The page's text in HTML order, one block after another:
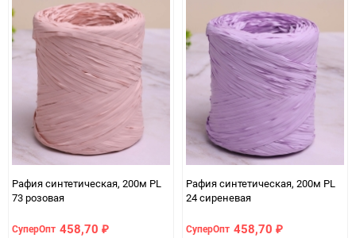
Единица измерения
Рафия синтетическая, 200м PL
73 розовая
СуперОпт 458,70 ₽
Рафия синтетическая, 200м PL
24 сиреневая
СуперОпт 458,70 ₽